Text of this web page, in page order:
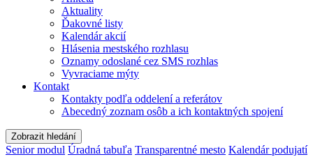
Aktuality
Ďakovné listy
Kalendár akcií
Hlásenia mestského rozhlasu
Oznamy odoslané cez SMS rozhlas
Vyvraciame mýty
Kontakt
Kontakty podľa oddelení a referátov
Abecedný zoznam osôb a ich kontaktných spojení
Zobrazit hledání
Senior modul Úradná tabuľa Transparentné mesto Kalendár podujatí